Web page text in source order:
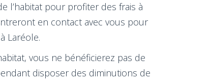
l’habitat pour profiter des frais à
en contact avec vous pour
Laréole.
vous ne bénéficierez pas de
disposer des diminutions de